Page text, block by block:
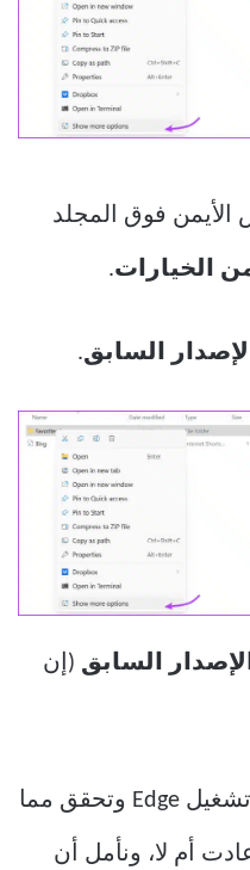
الأيمن فوق المجلد
الخيارات.
السابق.
السابق (إن
بمجرد الانتهاء من ذلك، أعد تشغيل Edge وتحقق مما
أم لا، ونأمل أن